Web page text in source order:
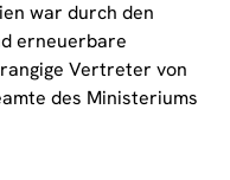
war durch den
erneuerbare
Vertreter von
des Ministeriums